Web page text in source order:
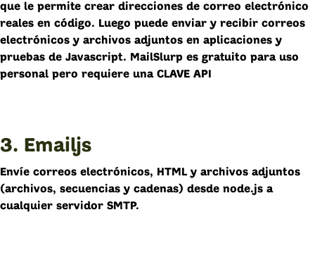
que le permite crear direcciones de correo electrónico
reales en código. Luego puede enviar y recibir correos
electrónicos y archivos adjuntos en aplicaciones y
pruebas de Javascript. MailSlurp es gratuito para uso
personal pero requiere una CLAVE API
3. Emailjs
Envíe correos electrónicos, HTML y archivos adjuntos
(archivos, secuencias y cadenas) desde node.js a
cualquier servidor SMTP.